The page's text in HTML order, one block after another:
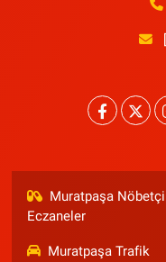
Muratpaşa Nöbetçi
Eczaneler
Muratpaşa Trafik